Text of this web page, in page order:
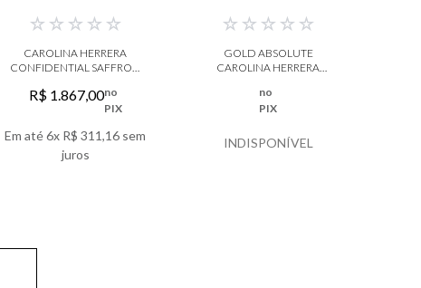
☆ ☆ ☆ ☆ ☆
CAROLINA HERRERA
CONFIDENTIAL SAFFRON
R$ 1 867,00no
PIX
Em até6x R$ 311,16 sem
juros
☆ ☆ ☆ ☆ ☆
GOLD ABSOLUTE
CAROLINA HERRERA
PARFUM
no
PIX
INDISPONÍVEL